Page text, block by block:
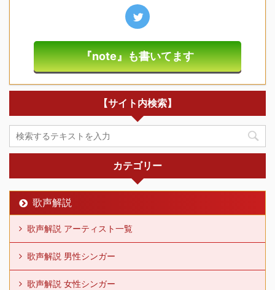
『note』も書いてます
【サイト内検索】
カテゴリー
歌声解説
歌声解説 アーティスト一覧
歌声解説 男性シンガー
歌声解説 女性シンガー